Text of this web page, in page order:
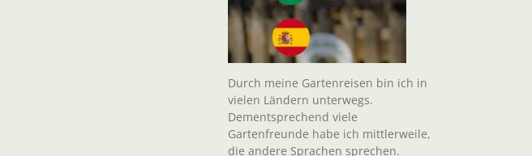
Durch meine Gartenreisen bin ich in
vielen Ländern unterwegs.
Dementsprechend viele
Gartenfreunde habe ich mittlerweile,
die andere Sprachen sprechen.